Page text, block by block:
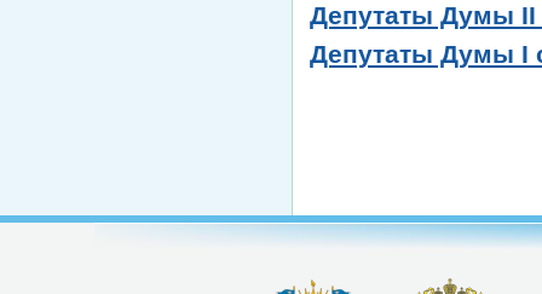
Депутаты Думы II
Депутаты Думы I